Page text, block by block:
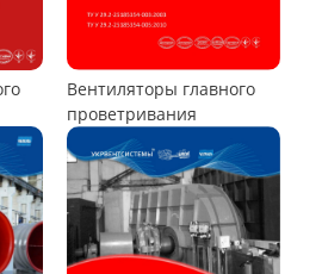
ОСЕВЫЕ
Вентилятор В2,3-130
Вентилятор ВО
Аэратор ПАМ
11 Вентилятор В06-298-11